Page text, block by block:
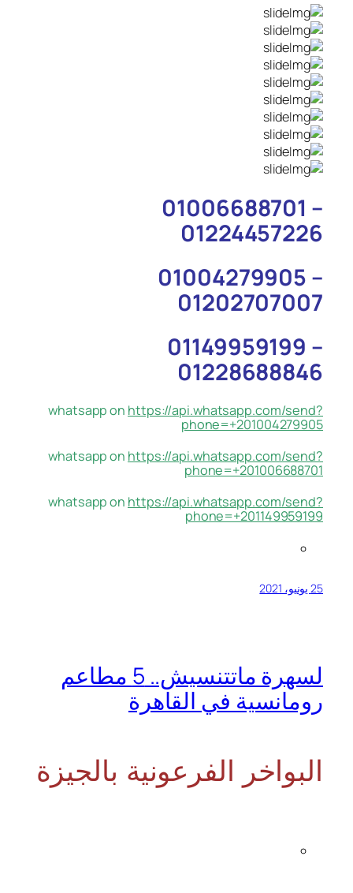
01006688701 –
01224457226
01004279905 –
01202707007
01149959199 –
01228688846
whatsapp on https://api.whatsapp.com/send?
phone=+201004279905
whatsapp on https://api.whatsapp.com/send?
phone=+201006688701
whatsapp on https://api.whatsapp.com/send?
phone=+201149959199
25 يونيو، 2021
لسهرة ماتتنسيش.. 5 مطاعم
رومانسية في القاهرة
البواخر الفرعونية بالجيزة